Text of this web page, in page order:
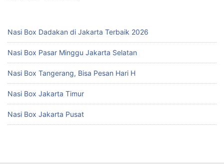
Nasi Box Dadakan di Jakarta Terbaik 2026
Nasi Box Pasar Minggu Jakarta Selatan
Nasi Box Tangerang, Bisa Pesan Hari H
Nasi Box Jakarta Timur
Nasi Box Jakarta Pusat